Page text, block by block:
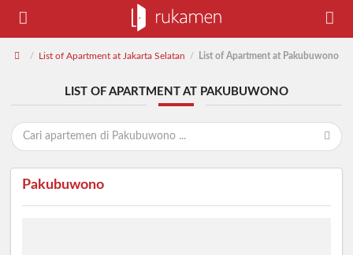
/ List of Apartment at Jakarta Selatan / List of Apartment at Pakubuwono
LIST OF APARTMENT AT PAKUBUWONO
Pakubuwono